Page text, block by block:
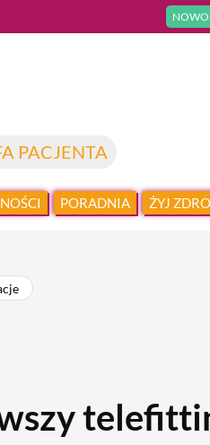
PACJENTA
PORADNIA ŻYJ